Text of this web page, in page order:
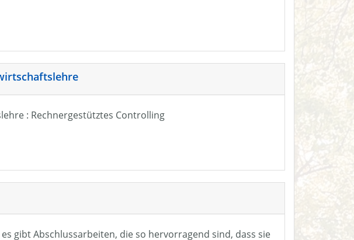
: Rechnergestütztes Controlling
gibt Abschlussarbeiten, die so hervorragend sind, dass sie